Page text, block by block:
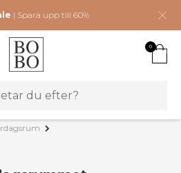
| Spara upp till 60%
0